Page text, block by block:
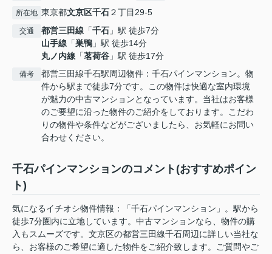
所在地 東京都文京区千石２丁目29-5
交通 都営三田線 「千石 」駅 徒歩7分
山手線 「巣鴨 」駅 徒歩14分
丸ノ内線 「茗荷谷 」駅 徒歩17分
備考
都営三田線千石駅周辺物件：千石パインマンション。物
件から駅まで徒歩7分です。この物件は快適な室内環境
が魅力の中古マンションとなっています。当社はお客様
のご要望に沿った物件のご紹介をしております。こだわ
りの物件や条件などがございましたら、お気軽にお問い
合わせください。
千石パインマンションのコメント(おすすめポイン
ト)
気になるイチオシ物件情報：「千石パインマンション」。駅から
徒歩7分圏内に立地しています。中古マンションなら、物件の購
入もスムーズです。文京区の都営三田線千石周辺に詳しい当社な
ら、お客様のご希望に適した物件をご紹介致します。ご質問やご